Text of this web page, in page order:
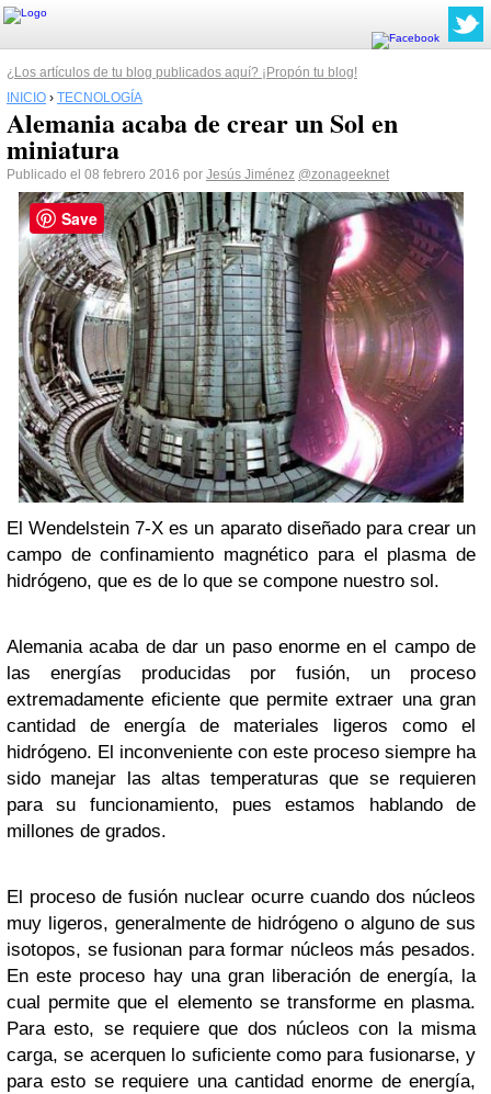
¿Los artículos de tu blog publicados aquí? ¡Propón tu blog!
INICIO › TECNOLOGÍA
Alemania acaba de crear un Sol en
miniatura
Publicado el 08 febrero 2016 por Jesús Jiménez @zonageeknet
El Wendelstein 7-X es un aparato diseñado para crear un
campo de confinamiento magnético para el plasma de
hidrógeno, que es de lo que se compone nuestro sol.
Alemania acaba de dar un paso enorme en el campo de
las energías producidas por fusión, un proceso
extremadamente eficiente que permite extraer una gran
cantidad de energía de materiales ligeros como el
hidrógeno. El inconveniente con este proceso siempre ha
sido manejar las altas temperaturas que se requieren
para su funcionamiento, pues estamos hablando de
millones de grados.
El proceso de fusión nuclear ocurre cuando dos núcleos
muy ligeros, generalmente de hidrógeno o alguno de sus
isotopos, se fusionan para formar núcleos más pesados.
En este proceso hay una gran liberación de energía, la
cual permite que el elemento se transforme en plasma.
Para esto, se requiere que dos núcleos con la misma
carga, se acerquen lo suficiente como para fusionarse, y
para esto se requiere una cantidad enorme de energía,
Save